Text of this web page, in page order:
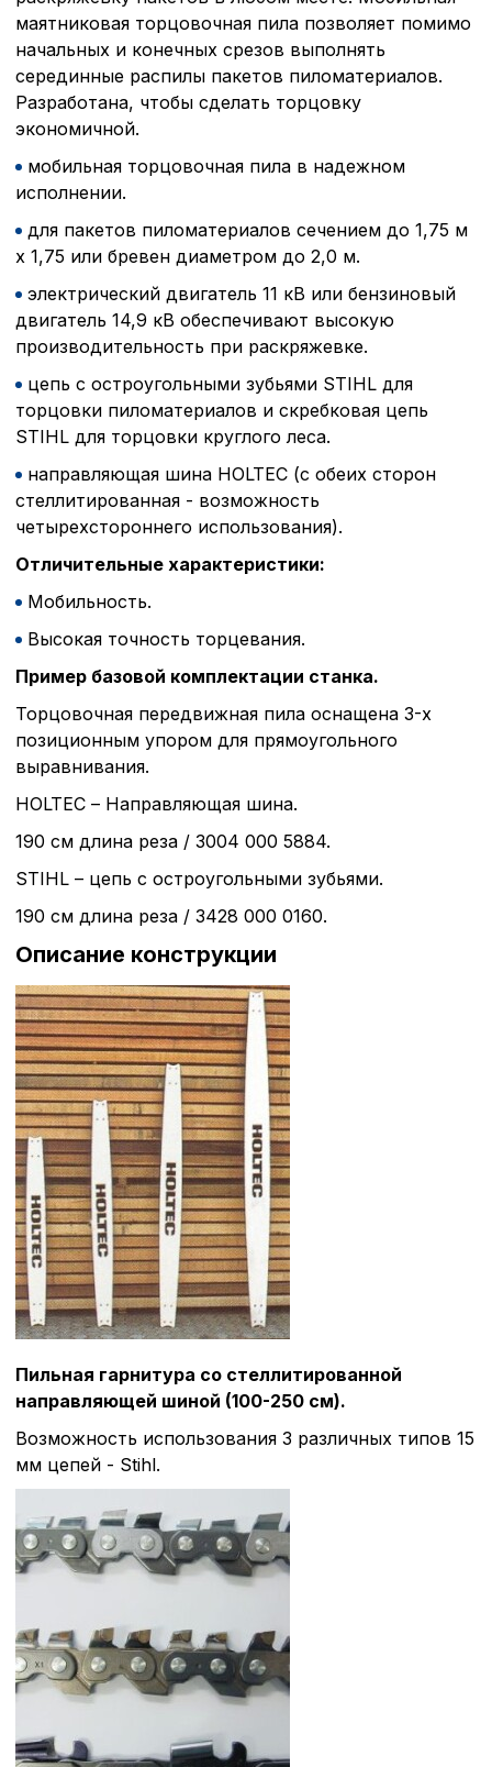
маятниковая торцовочная пила позволяет помимо
начальных и конечных срезов выполнять
серединные распилы пакетов пиломатериалов.
Разработана, чтобы сделать торцовку
экономичной.
мобильная торцовочная пила в надежном
исполнении.
для пакетов пиломатериалов сечением до 1,75 м
x 1,75 или бревен диаметром до 2,0 м.
электрический двигатель 11 кВ или бензиновый
двигатель 14,9 кВ обеспечивают высокую
производительность при раскряжевке.
цепь с остроугольными зубьями STIHL для
торцовки пиломатериалов и скребковая цепь
STIHL для торцовки круглого леса.
направляющая шина HOLTEC (с обеих сторон
стеллитированная - возможность
четырехстороннего использования).
Отличительные характеристики:
Мобильность.
Высокая точность торцевания.
Пример базовой комплектации станка.
Торцовочная передвижная пила оснащена 3-х
позиционным упором для прямоугольного
выравнивания.
HOLTEC – Направляющая шина.
190 см длина реза / 3004 000 5884.
STIHL – цепь с остроугольными зубьями.
190 см длина реза / 3428 000 0160.
Описание конструкции
Пильная гарнитура со стеллитированной
направляющей шиной (100-250 см).
Возможность использования 3 различных типов 15
мм цепей - Stihl.